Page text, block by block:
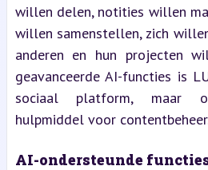
willen delen, notities willen
willen samenstellen, zich
anderen en hun projecten
geavanceerde AI-functies is
sociaal platform, maar
hulpmiddel voor
AI-ondersteunde